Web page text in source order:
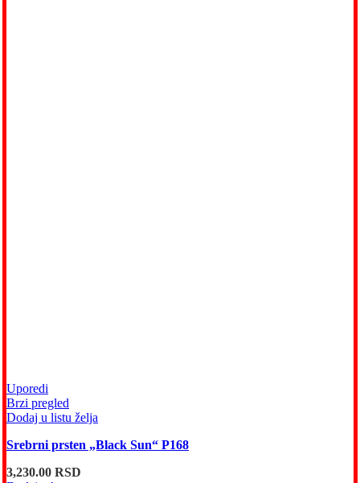
Uporedi
Brzi pregled
Dodaj u listu želja
Srebrni prsten „Black Sun“ P168
3,230.00 RSD